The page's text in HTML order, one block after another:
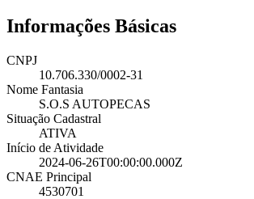
Informações Básicas
CNPJ
10.706.330/0002-31
Nome Fantasia
S.O.S AUTOPECAS
Situação Cadastral
ATIVA
Início de Atividade
2024-06-26T00:00:00.000Z
CNAE Principal
4530701